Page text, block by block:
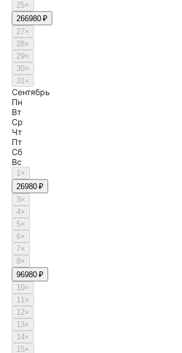
25×
266980 ₽
27×
28×
29×
30×
31×
Сентябрь
Пн
Вт
Ср
Чт
Пт
Сб
Вс
1×
26980 ₽
3×
4×
5×
6×
7×
8×
96980 ₽
10×
11×
12×
13×
14×
15×